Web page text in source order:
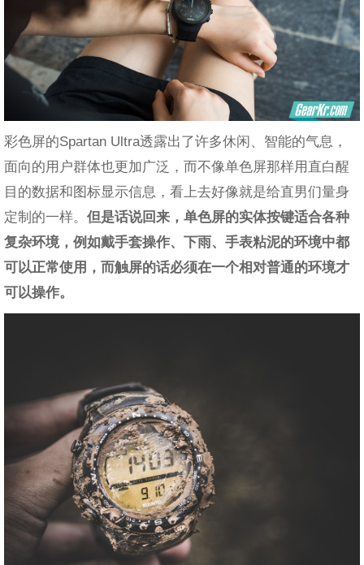
彩色屏的Spartan Ultra透露出了许多休闲、智能的气息，
面向的用户群体也更加广泛，而不像单色屏那样用直白醒
目的数据和图标显示信息，看上去好像就是给直男们量身
定制的一样。 但是话说回来，单色屏的实体按键适合各种
复杂环境，例如戴手套操作、下雨、手表粘泥的环境中都
可以正常使用，而触屏的话必须在一个相对普通的环境才
可以操作。